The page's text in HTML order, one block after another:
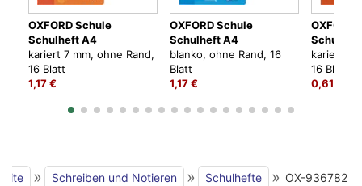
OXFORD Schule
Schulheft A4
kariert 7 mm, ohne Rand,
16 Blatt
1,17 €
OXFORD Schule
Schulheft A4
blanko, ohne Rand, 16
Blatt
1,17 €
OXFORD
kariert 7
16 Blatt
0,61 €
» Schreiben und Notieren » Schulhefte » OX-936782